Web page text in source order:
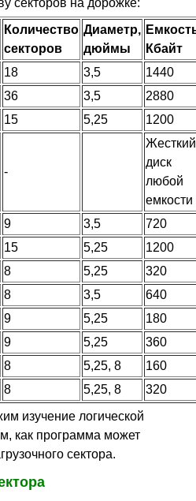
секторов на дорожке:
Количество
секторов
Диаметр,
дюймы
Кбайт
18 3,5
1440
36 3,5
2880
15 5,25 1200
-
Жесткий
диск
любой
емкости
9 3,5
720
15 5,25
1200
8 5,25
320
8 3,5
640
9 5,25
180
9 5,25
360
8 5,25, 8
160
8 5,25, 8
320
изучение логической
как программа может
сектора.